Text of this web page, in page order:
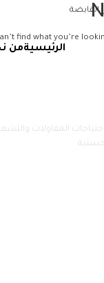
الرئيسيةمن
find what you’re
المقاولات